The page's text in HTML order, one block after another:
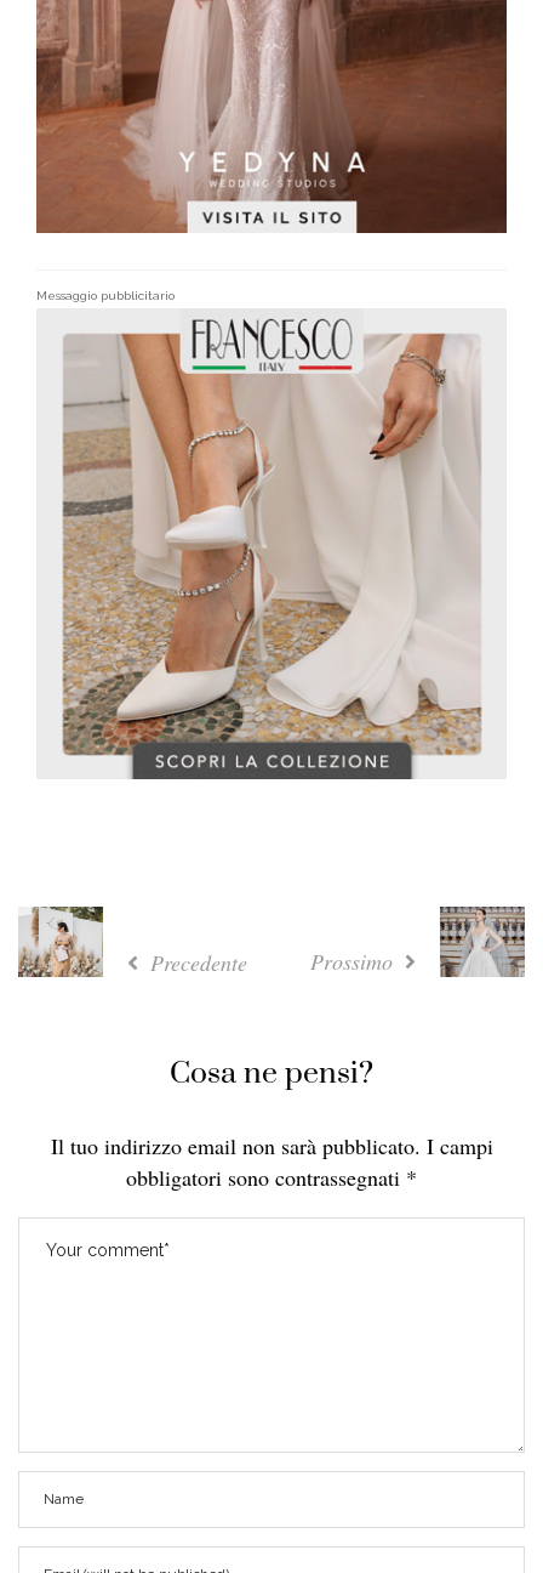
Messaggio pubblicitario
Precedente Prossimo
Cosa ne pensi?
Il tuo indirizzo email non sarà pubblicato. I campi
obbligatori sono contrassegnati *